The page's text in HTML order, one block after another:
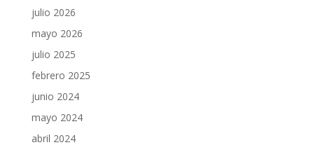
julio 2026
mayo 2026
julio 2025
febrero 2025
junio 2024
mayo 2024
abril 2024